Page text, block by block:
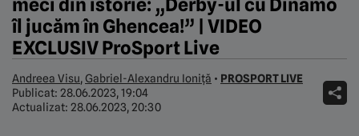
meci din istorie: „Derby-ul cu Dinamo
îl jucăm în Ghencea!” | VIDEO
EXCLUSIV ProSport Live
Andreea Visu, Gabriel-Alexandru Ioniță • PROSPORT LIVE
Publicat: 28.06.2023, 19:04
Actualizat: 28.06.2023, 20:30